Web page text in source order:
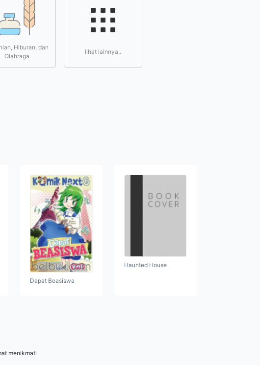
Hiburan, dan
Olahraga
lihat lainnya..
Dapat Beasiswa
Haunted House
menikmati